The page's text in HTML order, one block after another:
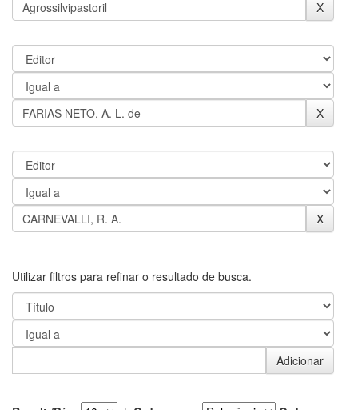
Utilizar filtros para refinar o resultado de busca.